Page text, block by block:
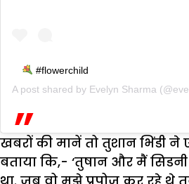
#flowerchild
A post shared by Evelyn Sharma
खबरों की मानें तो तुशान भिंडी
बताया कि,- ‘तुषान और मैं